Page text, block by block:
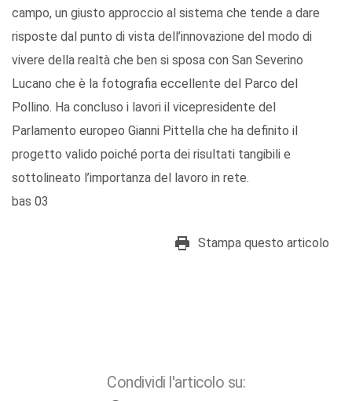
campo, un giusto approccio al sistema che tende a dare
risposte dal punto di vista dell’innovazione del modo di
vivere della realtà che ben si sposa con San Severino
Lucano che è la fotografia eccellente del Parco del
Pollino. Ha concluso i lavori il vicepresidente del
Parlamento europeo Gianni Pittella che ha definito il
progetto valido poiché porta dei risultati tangibili e
sottolineato l’importanza del lavoro in rete.
bas 03
Stampa questo articolo
Condividi l'articolo su: